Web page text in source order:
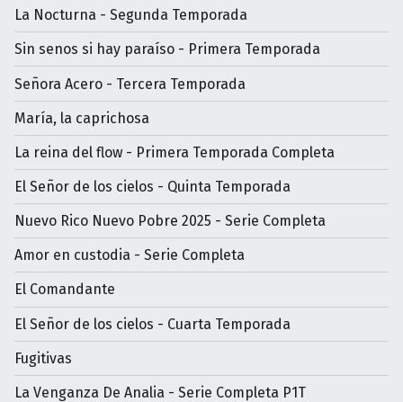
La Nocturna - Segunda Temporada
Sin senos si hay paraíso - Primera Temporada
Señora Acero - Tercera Temporada
María, la caprichosa
La reina del flow - Primera Temporada Completa
El Señor de los cielos - Quinta Temporada
Nuevo Rico Nuevo Pobre 2025 - Serie Completa
Amor en custodia - Serie Completa
El Comandante
El Señor de los cielos - Cuarta Temporada
Fugitivas
La Venganza De Analia - Serie Completa P1T